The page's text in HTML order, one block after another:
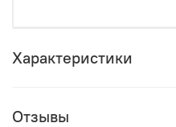
Характеристики
Отзывы